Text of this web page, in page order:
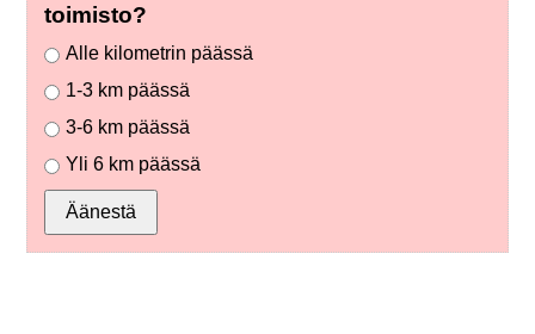
toimisto?
Alle kilometrin päässä
1-3 km päässä
3-6 km päässä
Yli 6 km päässä
Äänestä